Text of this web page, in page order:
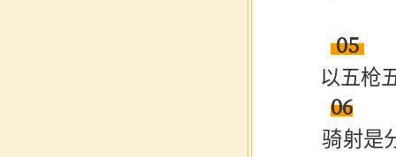
05
以五枪五
06
骑射是分